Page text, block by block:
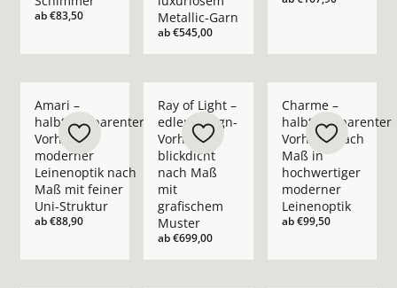
ab€83,50
Metallic-Garn
ab€545,00
Amari –
halbtransparenter
Vorhang in
moderner
Leinenoptik nach
Maß mit feiner
Uni-Struktur
ab€88,90
Ray of Light –
edler Design-
Vorhang
blickdicht
nach Maß
mit
grafischem
Muster
ab€699,00
Charme –
halbtransparenter
Vorhang nach
Maß in
hochwertiger
moderner
Leinenoptik
ab€99,50